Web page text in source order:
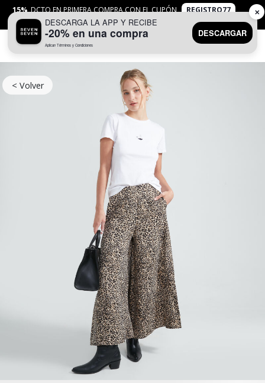
15% DCTO EN PRIMERA COMPRA CON EL CUPÓN
REGISTRO77
APLICANTYC
< Volver
DESCARGA LA APP Y RECIBE
-20% en una compra
Aplican Términos y Condiciones
DESCARGAR
✕